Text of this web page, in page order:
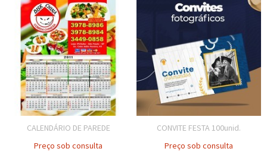
CALENDÁRIO DE PAREDE
Preço sob consulta
CONVITE FESTA 100unid.
Preço sob consulta